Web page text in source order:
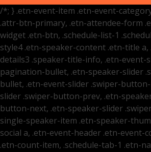
/*; } .etn-event-item .etn-event-
.attr-btn-primary, .etn-attendee-form
widget .etn-btn, .schedule-list-1
style4 .etn-speaker-content .etn-title
details3 .speaker-title-info, .etn-event-
pagination-bullet, .etn-speaker-slider
bullet, .etn-event-slider .swiper-
slider .swiper-button-prev, .etn-
button-next, .etn-speaker-slider
single-speaker-item .etn-speaker-
social a, .etn-event-header .etn-event-
.etn-count-item, .schedule-tab-1 .etn-